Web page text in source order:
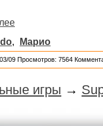
, Марио
09 Просмотров: 7564
игры →